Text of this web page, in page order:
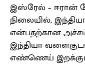
இஸ்ரேல் – ஈரான்
நிலையில்,
என்பதற்கான அச்சம்
இந்தியா
எண்ணெய்